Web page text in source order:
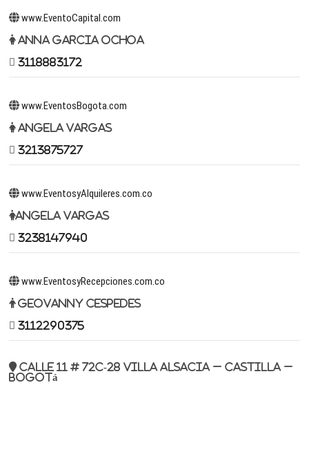
www.EventoCapital.com
Anna Garcia Ochoa
3118883172
www.EventosBogota.com
Angela Vargas
3213875727
www.EventosyAlquileres.com.co
Angela Vargas
3238147940
www.EventosyRecepciones.com.co
Geovanny Cespedes
3112290375
Calle 11 # 72c-28 Villa Alsacia – Castilla –
Bogotá